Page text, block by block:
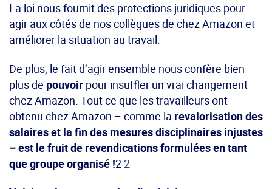
La loi nous fournit des protections juridiques pour
agir aux côtés de nos collègues de chez Amazon et
améliorer la situation au travail.
De plus, le fait d’agir ensemble nous confère bien
plus de pouvoir pour insuffler un vrai changement
chez Amazon. Tout ce que les travailleurs ont
obtenu chez Amazon – comme la revalorisation des
salaires et la fin des mesures disciplinaires injustes
– est le fruit de revendications formulées en tant
que groupe organisé !2 2